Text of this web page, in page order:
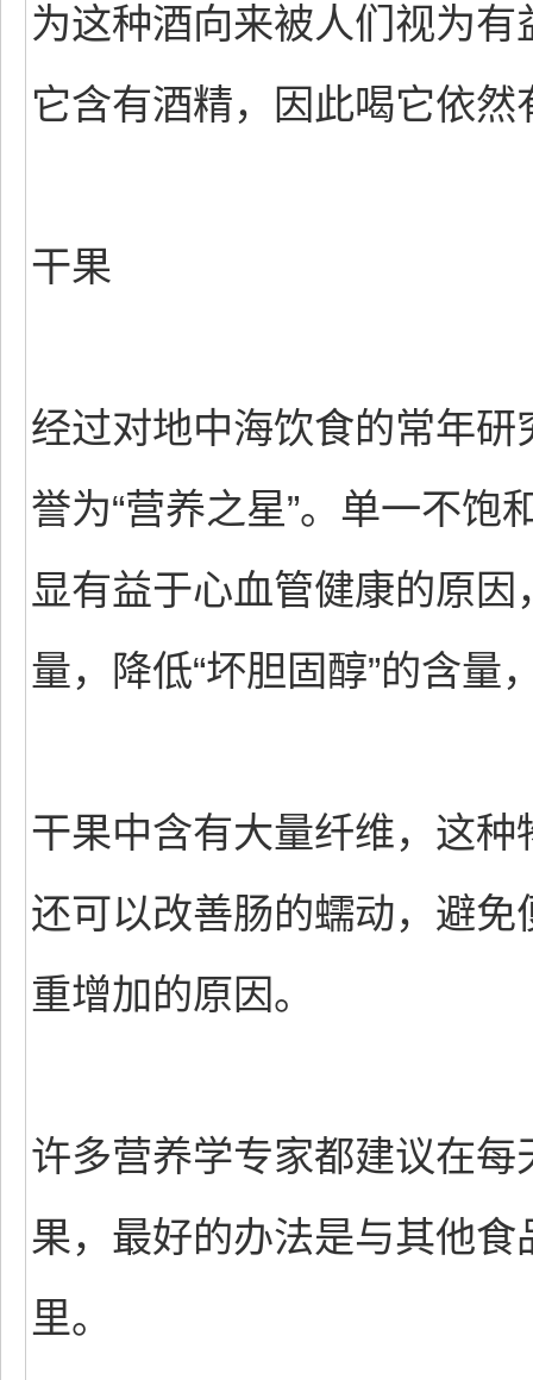
为这种酒向来被人们视为
它含有酒精，因此喝它依然
干果
经过对地中海饮食的常年
誉为“营养之星”。单一不
显有益于心血管健康的原因
量，降低“坏胆固醇”的含量
干果中含有大量纤维，这种
还可以改善肠的蠕动，避
重增加的原因。
许多营养学专家都建议在
果，最好的办法是与其他
里。